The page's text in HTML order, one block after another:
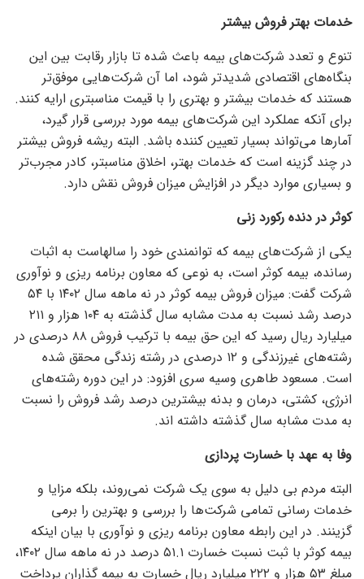
خدمات بهتر فروش بیشتر
تنوع و تعدد شرکت‌های بیمه باعث شده تا بازار رقابت بین این
بنگاه‌های اقتصادی شدیدتر شود، اما آن شرکت‌هایی موفق‌تر
هستند که خدمات بیشتر و بهتری را با قیمت مناسبتری ارایه کنند.
برای آنکه عملکرد این شرکت‌های بیمه مورد بررسی قرار گیرد،
آمار‌ها می‌تواند بسیار تعیین کننده باشد. البته ریشه فروش بیشتر
در چند گزینه است که خدمات بهتر، اخلاق مناسبتر، کادر مجرب‌تر
و بسیاری موارد دیگر در افزایش میزان فروش نقش دارد.
کوثر در دنده رکورد زنی
یکی از شرکت‌های بیمه که توانمندی خود را سالهاست به اثبات
رسانده، بیمه کوثر است، به نوعی که معاون برنامه ریزی و نوآوری
شرکت گفت: میزان فروش بیمه کوثر در نه ماهه سال ۱۴۰۲ با ۵۴
درصد رشد نسبت به مدت مشابه سال گذشته به ۱۰۴ هزار و ۲۱۱
میلیارد ریال رسید که این حق بیمه با ترکیب فروش ۸۸ درصدی در
رشته‌های غیرزندگی و ۱۲ درصدی در رشته زندگی محقق شده
است. مسعود طاهری وسیه سری افزود: در این دوره رشته‌های
انرژی، کشتی، درمان و بدنه بیشترین درصد رشد فروش را نسبت
به مدت مشابه سال گذشته داشته اند.
وفا به عهد با خسارت پردازی
البته مردم بی دلیل به سوی یک شرکت نمی‌روند، بلکه مزایا و
خدمات رسانی تمامی شرکت‌ها را بررسی و بهترین را برمی
گزینند. در این رابطه معاون برنامه ریزی و نوآوری با بیان اینکه
بیمه کوثر با ثبت نسبت خسارت ۵۱.۱ درصد در نه ماهه سال ۱۴۰۲،
مبلغ ۵۳ هزار و ۲۲۲ میلیارد ریال خسارت به بیمه گذاران پرداخت